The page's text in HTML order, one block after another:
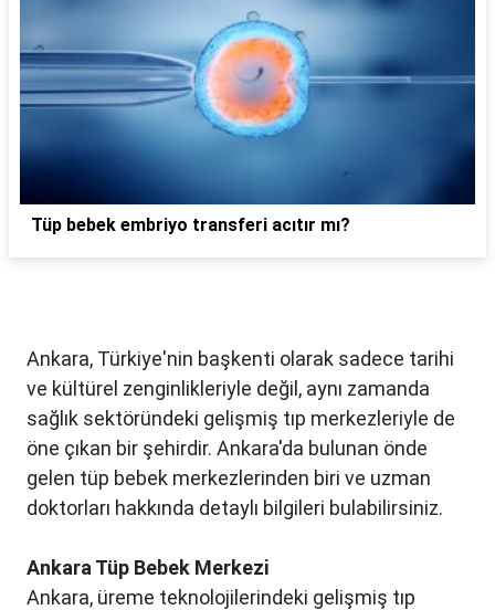
Tüp bebek embriyo transferi acıtır mı?
Ankara, Türkiye'nin başkenti olarak sadece tarihi
ve kültürel zenginlikleriyle değil, aynı zamanda
sağlık sektöründeki gelişmiş tıp merkezleriyle de
öne çıkan bir şehirdir. Ankara'da bulunan önde
gelen tüp bebek merkezlerinden biri ve uzman
doktorları hakkında detaylı bilgileri bulabilirsiniz.
Ankara Tüp Bebek Merkezi
Ankara, üreme teknolojilerindeki gelişmiş tıp